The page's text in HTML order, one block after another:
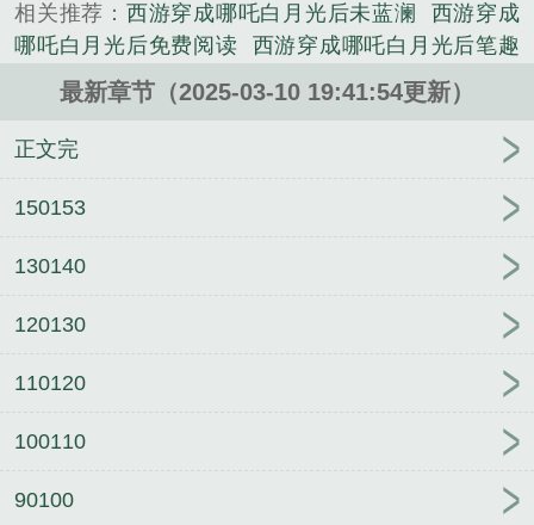
全仙界出了名的煞神三太子，一改人前的矜贵高冷，
收敛了一身杀气，总在她面前晃来晃去。少年白衣翩
然，神姿昳丽，身上总萦绕着一股清冷的莲花香。久
了。于是有一天，她实在忍不住问他，到底有何贵
不见底的情绪，他凝眸看她，“你说，要永远与我在一
起。”时青寻：？她什么时候答应过？*时青寻将信将
疑了很久，待和哪吒关系愈发密切之后，她回忆起了
千年前的往事……她才知，他这话——分明就是假
莲！PS：白切黑莲花美少年三太子x兢兢业业社畜小
当》《[哪吒]天生反骨》两本哪吒完结文，欢迎阅读。
生活在道观里的小道姑，师父说她前世欠了风流债，
相关推荐： 西游穿成哪吒白月光后未蓝澜
西游穿成
哪吒白月光后免费阅读
西游穿成哪吒白月光后笔趣
西游穿成哪吒白月光后txt [西游
西游穿成哪吒白
月光后免费
醉琼枝 错世
宝贝好
甜：老公，别太坏！
黛
江神探[九零]
入局
海婚姻故事
威猛少帅：刁
最新章节（2025-03-10 19:41:54更新）
正文完
150153
130140
120130
110120
100110
90100